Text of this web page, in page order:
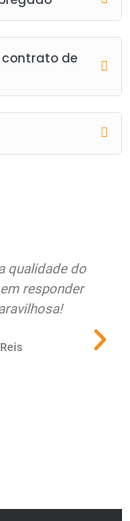
contrato de
qualidade do
responder